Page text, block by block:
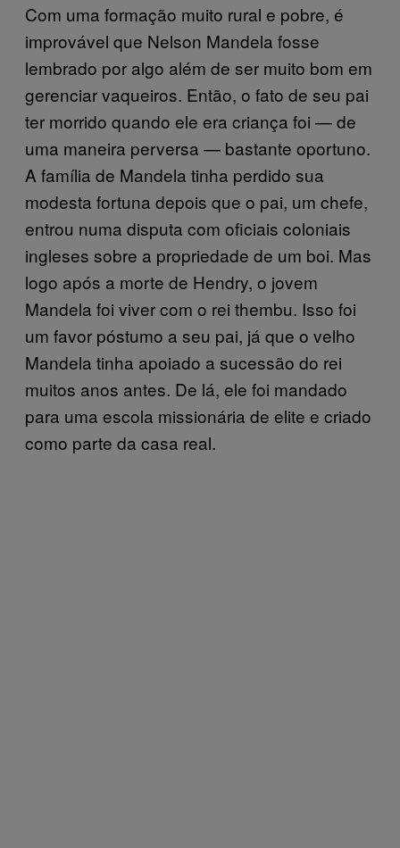
Com uma formação muito rural e pobre, é
improvável que Nelson Mandela fosse
lembrado por algo além de ser muito bom em
gerenciar vaqueiros. Então, o fato de seu pai
ter morrido quando ele era criança foi — de
uma maneira perversa — bastante oportuno.
A família de Mandela tinha perdido sua
modesta fortuna depois que o pai, um chefe,
entrou numa disputa com oficiais coloniais
ingleses sobre a propriedade de um boi. Mas
logo após a morte de Hendry, o jovem
Mandela foi viver com o rei thembu. Isso foi
um favor póstumo a seu pai, já que o velho
Mandela tinha apoiado a sucessão do rei
muitos anos antes. De lá, ele foi mandado
para uma escola missionária de elite e criado
como parte da casa real.